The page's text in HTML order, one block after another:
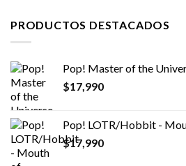
PRODUCTOS DESTACADOS
Pop! Master of the
$17,990
Pop! LOTR/Hobbit -
$17,990